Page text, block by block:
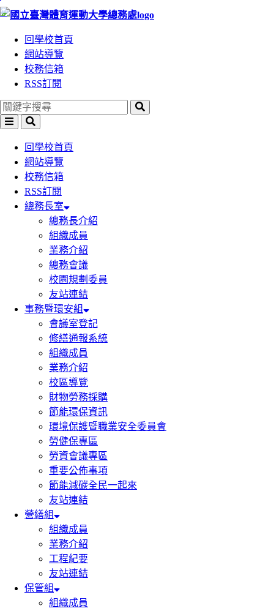
跳
區
塊
跳
區
塊
:::
回學校首頁
網站導覽
校務信箱
RSS訂閱
回學校首頁
網站導覽
校務信箱
RSS訂閱
總務長室
總務長介紹
組織成員
業務介紹
總務會議
校園規劃委員
友站連結
事務暨環安組
會議室登記
修繕通報系統
組織成員
業務介紹
校區導覽
財物勞務採購
節能環保資訊
環境保護暨職業安全委員會
勞健保專區
勞資會議專區
重要公佈事項
節能減碳全民一起來
友站連結
營繕組
組織成員
業務介紹
工程紀要
友站連結
保管組
組織成員